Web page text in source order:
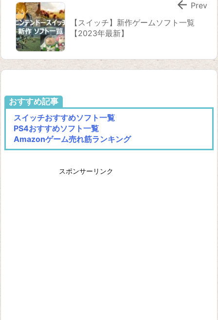
【スイッチ】新作ゲームソフト一覧
【2023年最新】
 Prev
おすすめ記事
スイッチおすすめソフト一覧
PS4おすすめソフト一覧
Amazonゲーム売れ筋ランキング
スポンサーリンク